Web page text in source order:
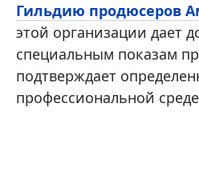
Гильдию продюсеров
этой организации дает
специальным показам
подтверждает
профессиональной